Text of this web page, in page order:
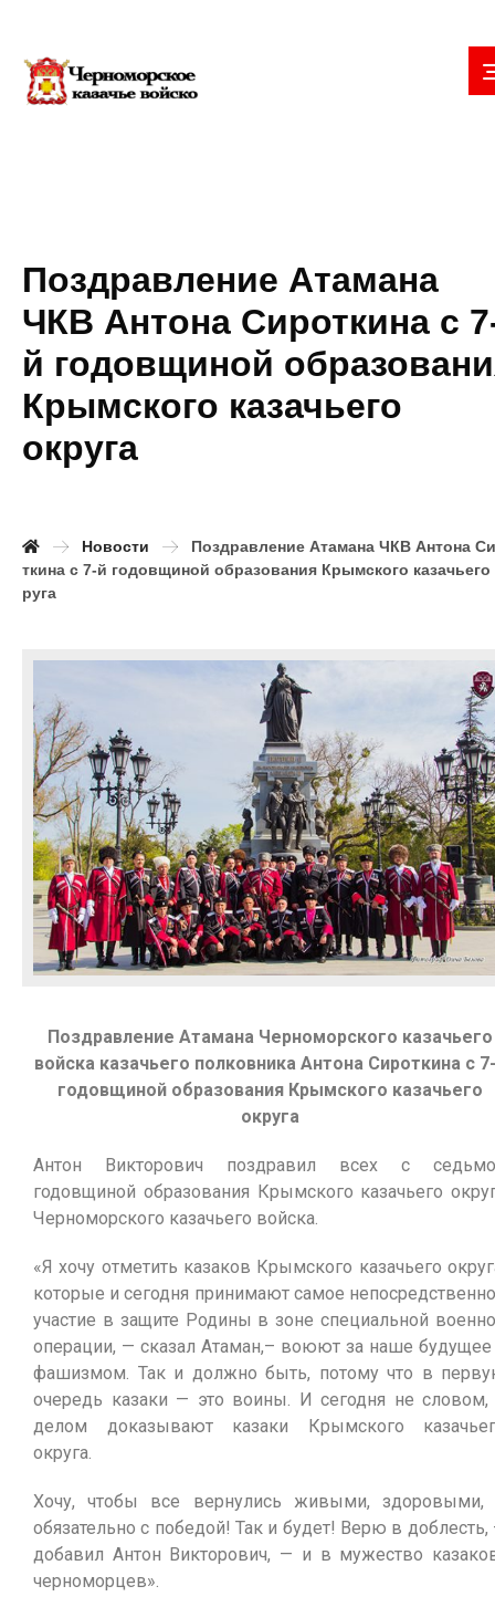
Поздравление Атамана
ЧКВ Антона Сироткина с
й годовщиной
Крымского казачьего
округа
Новости
Поздравление Атамана ЧКВ Антона
ткина с 7-й годовщиной образования Крымского казачьего
руга
Поздравление Атамана Черноморского казачьего
войска казачьего полковника Антона Сироткина с
годовщиной образования Крымского казачьего
округа
Антон Викторович поздравил всех с
годовщиной образования Крымского казачьего
Черноморского казачьего войска.
«Я хочу отметить казаков Крымского казачьего
которые и сегодня принимают самое
участие в защите Родины в зоне специальной
операции, — сказал Атаман,– воюют за наше будущее
фашизмом. Так и должно быть, потому что в
очередь казаки — это воины. И сегодня не словом,
делом доказывают казаки Крымского
округа.
Хочу, чтобы все вернулись живыми, здоровыми,
обязательно с победой! Так и будет! Верю в доблесть,
добавил Антон Викторович, — и в мужество
черноморцев».